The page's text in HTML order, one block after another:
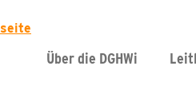
Über die DGHWi